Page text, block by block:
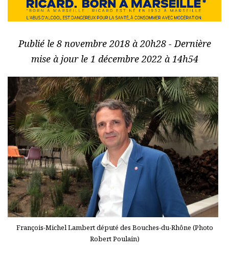
Publié le 8 novembre 2018 à 20h28 - Dernière
mise à jour le 1 décembre 2022 à 14h54
François-Michel Lambert député des Bouches-du-Rhône (Photo
Robert Poulain)